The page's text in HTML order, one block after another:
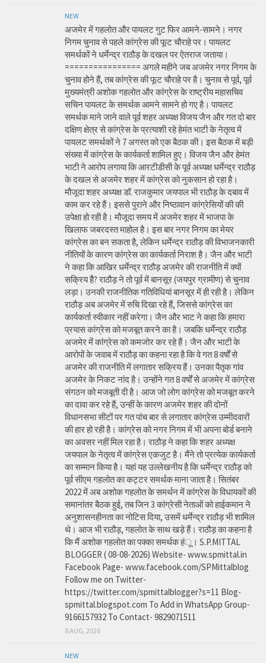
NEW
अजमेर में गहलोत और पायलट गुट फिर आमने-सामने। नगर
निगम चुनाव से पहले कांग्रेस की फूट चौराहे पर। पायलट
समर्थकों ने धर्मेन्द्र राठौड़ के दखल पर ऐतराज जताया।
================ अगले महीने जब अजमेर नगर निगम के
चुनाव होने हैं, तब कांग्रेस की फूट चौराहे पर है। चुनाव से पूर्व, पूर्व
मुख्यमंत्री अशोक गहलोत और कांग्रेस के राष्ट्रीय महासचिव
सचिन पायलट के समर्थक आमने सामने हो गए है। पायलट
समर्थक माने जाने वाले पूर्व शहर अध्यक्ष विजय जैन और गत दो बार
दक्षिण क्षेत्र से कांग्रेस के प्रत्याशी रहे हेमंत भाटी के नेतृत्व में
पायलट समर्थकों ने 7 अगस्त को एक बैठक की। इस बैठक में बड़ी
संख्या में कांग्रेस के कार्यकर्ता शामिल हुए। विजय जैन और हेमंत
भाटी ने आरोप लगाया कि आरटीडीसी के पूर्व अध्यक्ष धर्मेन्द्र राठौड़
के दखल से अजमेर शहर में कांग्रेस को नुकसान हो रहा है।
मौजूदा शहर अध्यक्ष डॉ. राजकुमार जयपाल भी राठौड़ के दबाव में
काम कर रहे हैं। इससे पुराने और निष्ठावान कांग्रेसियों की की
उपेक्षा हो रही है। मौजूदा समय में अजमेर शहर में भाजपा के
खिलाफ जबरदस्त माहोल है। इस बार नगर निगम का मेयर
कांग्रेस का बन सकता है, लेकिन धर्मेन्द्र राठौड़ की विभाजनकारी
नीतियों के कारण कांग्रेस का कार्यकर्ता निराश है। जैन और भाटी
ने कहा कि आखिर धर्मेन्द्र राठौड़ अजमेर की राजनीति में क्यों
सक्रिय हैै? राठौड़ ने तो पूर्व में बानसूर (जयपुर ग्रामीण) से चुनाव
लड़ा। उनकी राजनीतिक गतिविधियां बानसूर में ही रही है। लेकिन
राठौड़ अब अजमेर में रुचि दिखा रहे हैं, जिससे कांग्रेस का
कार्यकर्ता स्वीकार नहीं करेगा। जैन और भाट ने कहा कि हमारा
प्रयास कांग्रेस को मजबूत करने का है। जबकि धर्मेन्द्र राठौड़
अजमेर में कांग्रेस को कमजोर कर रहे हैं। जैन और भाटी के
आरोपों के जवाब में राठौड़ का कहना रहा है कि वे गत 8 वर्षों से
अजमेर की राजनीति में लगातार सक्रिय हैं। उनका पैतृक गांव
अजमेर के निकट नांद है। उन्होंने गत 8 वर्षों से अजमेर में कांग्रेस
संगठन को मजबूती दी है। आज जो लोग कांग्रेस को मजबूत करने
का दावा कर रहे हैं, उन्हीं के कारण अजमेर शहर की दोनों
विधानसभा सीटों पर गत पांच बार से लगातार कांग्रेस उम्मीदवारों
की हार हो रही है। कांग्रेस को नगर निगम में भी अपना बोर्ड बनाने
का अवसर नहीं मिल रहा है। राठौड़ ने कहा कि शहर अध्यक्ष
जयपाल के नेतृत्व में कांग्रेस एकजुट है। मैंने तो प्रत्येक कार्यकर्ता
का सम्मान किया है। यहां यह उल्लेखनीय है कि धर्मेन्द्र राठौड़ को
पूर्व सीएम गहलोत का कट्टर समर्थक माना जाता है। सितंबर
2022 में अब अशोक गहलोत के समर्थन में कांग्रेस के विधायकों की
समानांतर बैठक हुई, तब जिन 3 कांग्रेसी नेताओं को हाईकमान ने
अनुशासनहीनता का नोटिस दिया, उसमें धर्मेन्द्र राठौड़ भी शामिल
थे। आज भी राठौड़, गहलोत के साथ खड़े हैं। राठौड़ का कहना है
कि मैं अशोक गहलोत का पक्का समर्थक हंू। S.P.MITTAL
BLOGGER ( 08-08-2026) Website- www.spmittal.in
Facebook Page- www.facebook.com/SPMittalblog
Follow me on Twitter-
https://twitter.com/spmittalblogger?s=11 Blog-
spmittal.blogspot.com To Add in WhatsApp Group-
9166157932 To Contact- 9829071511
8 AUG, 2026
NEW